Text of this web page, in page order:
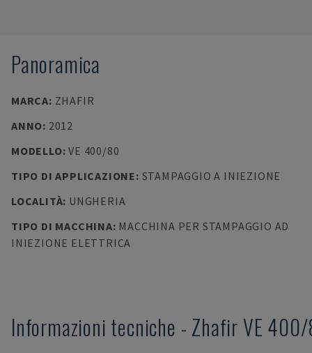
Panoramica
MARCA: ZHAFIR
ANNO: 2012
MODELLO:VE 400/80
TIPO DI APPLICAZIONE: STAMPAGGIO A INIEZIONE
LOCALITÀ: UNGHERIA
TIPO DI MACCHINA: MACCHINA PER STAMPAGGIO AD
INIEZIONE ELETTRICA
Informazioni tecniche - Zhafir VE